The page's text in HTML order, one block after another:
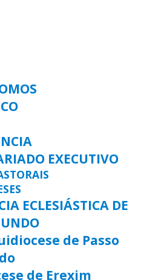
EXECUTIVO
ECLESIÁSTICA DE
de Passo
de Erexim